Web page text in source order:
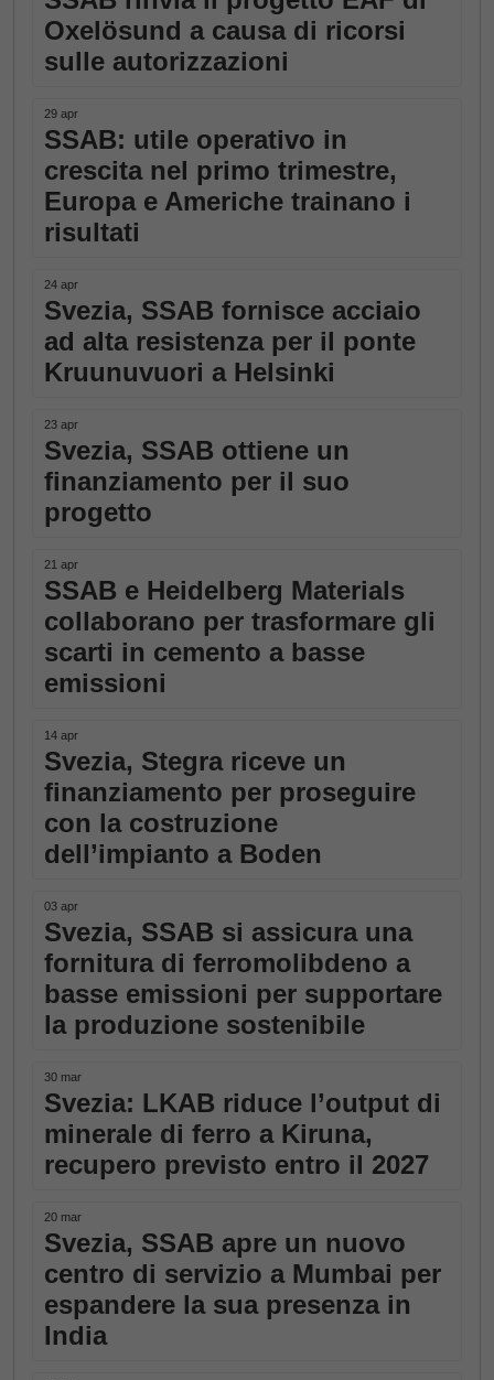
Oxelösund a causa di ricorsi
sulle autorizzazioni
29 apr
SSAB: utile operativo in
crescita nel primo trimestre,
Europa e Americhe trainano i
risultati
24 apr
Svezia, SSAB fornisce acciaio
ad alta resistenza per il ponte
Kruunuvuori a Helsinki
23 apr
Svezia, SSAB ottiene un
finanziamento per il suo
progetto
21 apr
SSAB e Heidelberg Materials
collaborano per trasformare gli
scarti in cemento a basse
emissioni
14 apr
Svezia, Stegra riceve un
finanziamento per proseguire
con la costruzione
dell’impianto a Boden
03 apr
Svezia, SSAB si assicura una
fornitura di ferromolibdeno a
basse emissioni per supportare
la produzione sostenibile
30 mar
Svezia: LKAB riduce l’output di
minerale di ferro a Kiruna,
recupero previsto entro il 2027
20 mar
Svezia, SSAB apre un nuovo
centro di servizio a Mumbai per
espandere la sua presenza in
India